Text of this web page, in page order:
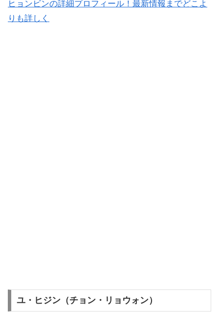
ヒョンビンの詳細プロフィール！最新情報までどこよ
りも詳しく
ユ・ヒジン（チョン・リョウォン）